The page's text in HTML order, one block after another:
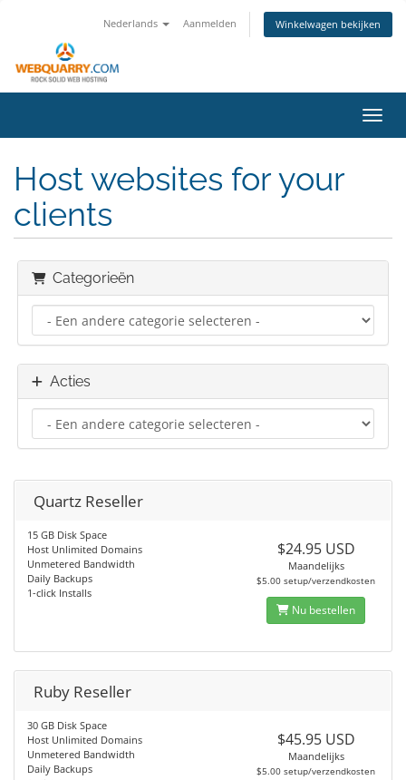
Nederlands Aanmelden Winkelwagen bekijken
Host websites for your
clients
Categorieën
Acties
Quartz Reseller
15 GB Disk Space
Host Unlimited Domains
Unmetered Bandwidth
Daily Backups
1-click Installs
$24.95 USD
Maandelijks
$5.00 setup/verzendkosten
Nu bestellen
Ruby Reseller
30 GB Disk Space
Host Unlimited Domains
Unmetered Bandwidth
Daily Backups
$45.95 USD
Maandelijks
$5.00 setup/verzendkosten